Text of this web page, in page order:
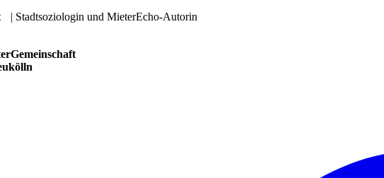
| Stadtsoziologin und MieterEcho-Autorin